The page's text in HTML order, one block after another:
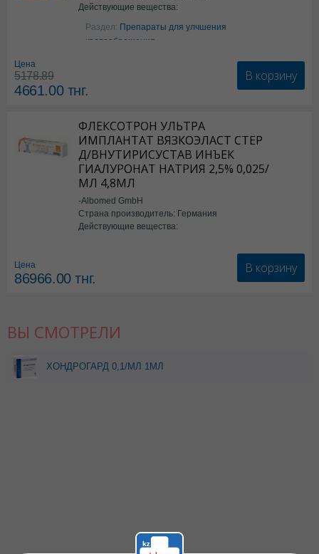
Действующие вещества:
Аргинин
Раздел: Препараты для улчшения
кровообращения
Цена
5178.89
4661.00тнг.
В корзину
ФЛЕКСОТРОН УЛЬТРА
ИМПЛАНТАТ ВЯЗКОЭЛАСТ СТЕР
Д/ВНУТИРИСУСТАВ ИНЪЕК
ГИАЛУРОНАТ НАТРИЯ 2,5% 0,025/
МЛ 4,8МЛ
-Albomed GmbH
Страна производитель: Германия
Действующие вещества:
Цена
86966.00тнг.
В корзину
ВЫ СМОТРЕЛИ
ХОНДРОГАРД 0,1/МЛ 1МЛ